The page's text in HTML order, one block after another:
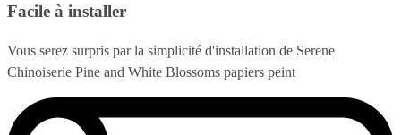
Facile à installer
Vous serez surpris par la simplicité d'installation de Serene
Chinoiserie Pine and White Blossoms papiers peint